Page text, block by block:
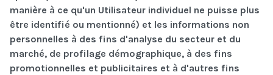
manière à ce qu'un Utilisateur individuel ne puisse plus
être identifié ou mentionné) et les informations non
personnelles à des fins d'analyse du secteur et du
marché, de profilage démographique, à des fins
promotionnelles et publicitaires et à d'autres fins